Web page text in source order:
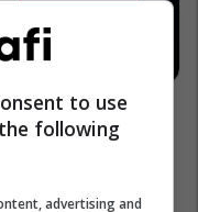
to use
following
advertising and